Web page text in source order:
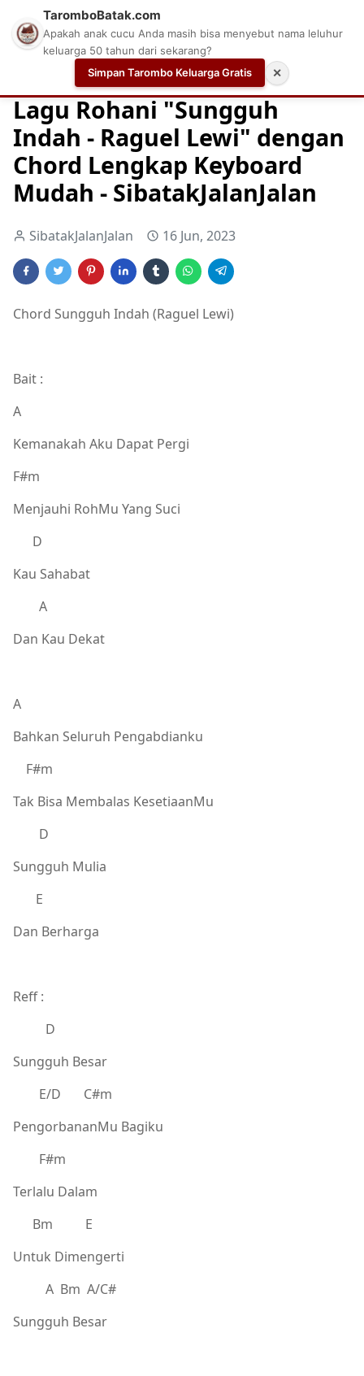
Chord Chord Gitar Lagu Rohani Chord Gitar
Lagu Rohani "Sungguh
Indah - Raguel Lewi" dengan
Chord Lengkap Keyboard
Mudah - SibatakJalanJalan
SibatakJalanJalan 16 Jun, 2023
Chord Sungguh Indah (Raguel Lewi)
Bait :
A
Kemanakah Aku Dapat Pergi
F#m
Menjauhi RohMu Yang Suci
D
Kau Sahabat
A
Dan Kau Dekat
A
Bahkan Seluruh Pengabdianku
F#m
Tak Bisa Membalas KesetiaanMu
D
Sungguh Mulia
E
Dan Berharga
Reff :
D
Sungguh Besar
E/D C#m
PengorbananMu Bagiku
F#m
Terlalu Dalam
Bm E
Untuk Dimengerti
A Bm A/C#
Sungguh Besar
TaromboBatak.com
Apakah anak cucu Anda masih bisa menyebut nama leluhur
keluarga 50 tahun dari sekarang?
Simpan Tarombo Keluarga Gratis
✕